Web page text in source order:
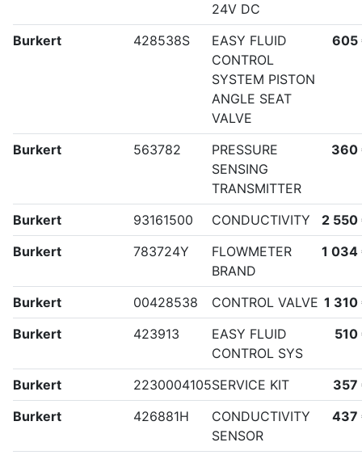
24V DC
Burkert 428538S
EASY FLUID
CONTROL
SYSTEM PISTON
ANGLE SEAT
VALVE
605
Burkert 563782
PRESSURE
SENSING
TRANSMITTER
360
Burkert 93161500 CONDUCTIVITY
2 550
Burkert
783724Y
FLOWMETER
BRAND
1 034
Burkert 00428538 CONTROL VALVE 1 310
Burkert
423913
EASY FLUID
CONTROL SYS
510
Burkert 2230004105SERVICE KIT
357
Burkert
426881H
CONDUCTIVITY
SENSOR
437